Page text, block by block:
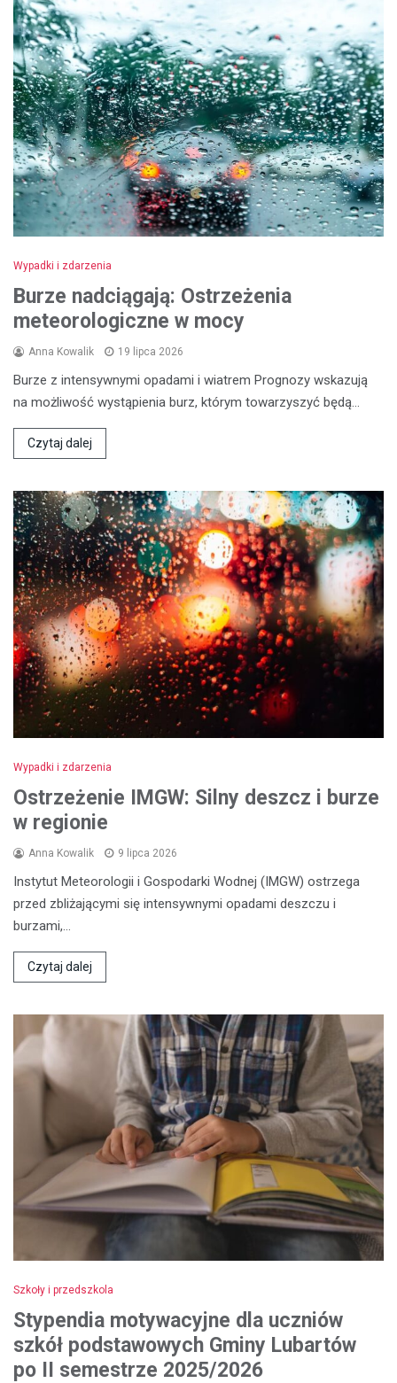
Wypadki i zdarzenia
Burze nadciągają: Ostrzeżenia
meteorologiczne w mocy
Anna Kowalik 19 lipca 2026
Burze z intensywnymi opadami i wiatrem Prognozy wskazują
na możliwość wystąpienia burz, którym towarzyszyć będą…
Czytaj dalej
Wypadki i zdarzenia
Ostrzeżenie IMGW: Silny deszcz i burze
w regionie
Anna Kowalik 9 lipca 2026
Instytut Meteorologii i Gospodarki Wodnej (IMGW) ostrzega
przed zbliżającymi się intensywnymi opadami deszczu i
burzami,…
Czytaj dalej
Szkoły i przedszkola
Stypendia motywacyjne dla uczniów
szkół podstawowych Gminy Lubartów
po II semestrze 2025/2026